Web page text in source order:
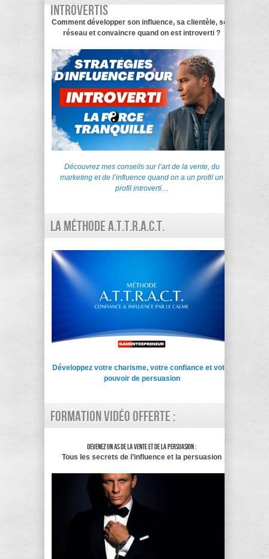
introvertis
Comment développer son influence, sa clientèle, son
réseau et convaincre quand on est introverti ?
Découvrez mes conseils sur l’art de la vente, du
marketing et de l’influence quand on a un profil un
profil introverti…
La Méthode A.T.T.R.A.C.T.
Développez votre charisme, votre confiance et votre
pouvoir de persuasion
Formation vidéo offerte :
Devenez un as de la vente et de la persuasion :
Tous les secrets de l’influence et la persuasion